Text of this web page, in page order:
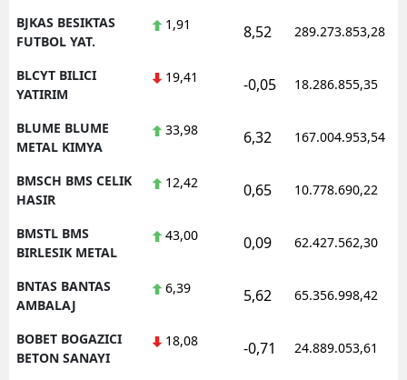
BJKAS BESIKTAS
FUTBOL YAT.
1,91 8,52 289.273.853,28
BLCYT BILICI
YATIRIM
19,41 -0,05 18.286.855,35
BLUME BLUME
METAL KIMYA
33,98 6,32 167.004.953,54
BMSCH BMS CELIK
HASIR
12,42 0,65 10.778.690,22
BMSTL BMS
BIRLESIK METAL
43,00 0,09 62.427.562,30
BNTAS BANTAS
AMBALAJ
6,39 5,62 65.356.998,42
BOBET BOGAZICI
BETON SANAYI
18,08 -0,71 24.889.053,61